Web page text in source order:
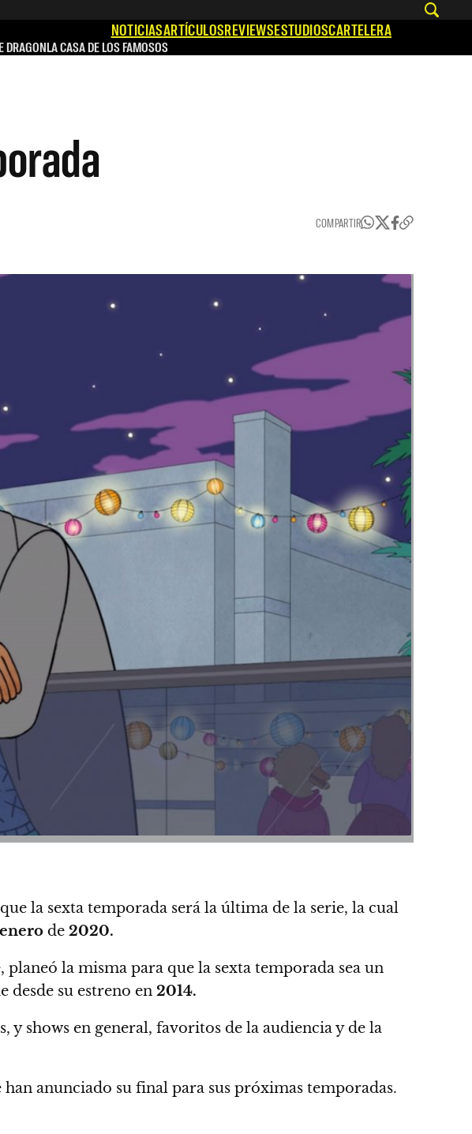
NOTICIASARTÍCULOSREVIEWSESTUDIOSCARTELERA
DRAGONLA CASA DE LOS FAMOSOS
COMPARTIR
la sexta temporada será la última de la serie, la cual
enero de 2020.
planeó la misma para que la sexta temporada sea un
desde su estreno en 2014.
y shows en general, favoritos de la audiencia y de la
anunciado su final para sus próximas temporadas.